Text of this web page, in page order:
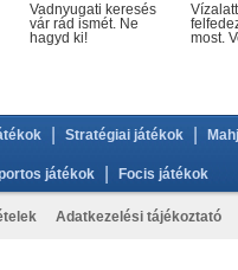
Vadnyugati keresés
vár rád ismét. Ne
hagyd ki!
most.
Stratégiai játékok
játékok Focis játékok
Adatkezelési tájékoztató